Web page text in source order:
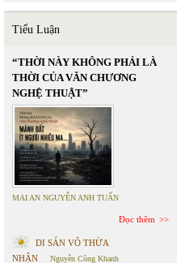
Tiểu Luận
“THỜI NÀY KHÔNG PHẢI LÀ
THỜI CỦA VĂN CHƯƠNG
NGHỆ THUẬT”
MAI AN NGUYỄN ANH TUẤN
Đọc thêm
DI SẢN VÔ THỪA
NHẬN
Nguyễn Công Khanh